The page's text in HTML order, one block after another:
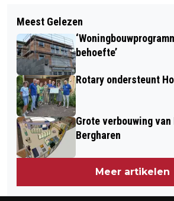
MEER STANDPLAATSEN
WOONWAGENS NODIG
NIEUWE BUNDEL
VAN JOS DISVELD
Meest Gelezen
behoefte’
Rotary ondersteunt
Grote verbouwing
Bergharen
Meer artikelen